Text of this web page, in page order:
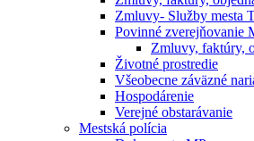
Zmluvy- Služby mesta
Povinné zverejňovanie
Zmluvy, faktúry,
Životné prostredie
Všeobecne záväzné
Hospodárenie
Verejné obstarávanie
Mestská polícia